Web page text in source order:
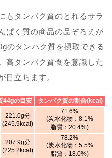
もタンパク質のとれるサラ
ぱく質の商品の品ぞろえが
のタンパク質を摂取できる
高タンパク質食を意識した
目立ちます。
44gの目安 タンパク質の割合(kcal)
221.0g分
(245.9kcal)
71.6%
(炭水化物：8.1%
脂質：20.4%)
207.9g分
(225.2kcal)
78.2%
(炭水化物：5.5%
脂質：18.0%)